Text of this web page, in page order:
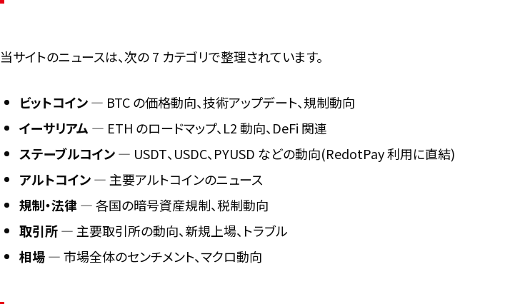
当サイトのニュースは、次の 7 カテゴリで整理されています。
ビットコイン― BTC の価格動向、技術アップデート、規制動向
イーサリアム ― ETH のロードマップ、L2 動向、DeFi 関連
ステーブルコイン― USDT、USDC、PYUSD などの動向(RedotPay 利用に直結)
アルトコイン― 主要アルトコインのニュース
規制・法律― 各国の暗号資産規制、税制動向
取引所― 主要取引所の動向、新規上場、トラブル
相場― 市場全体のセンチメント、マクロ動向